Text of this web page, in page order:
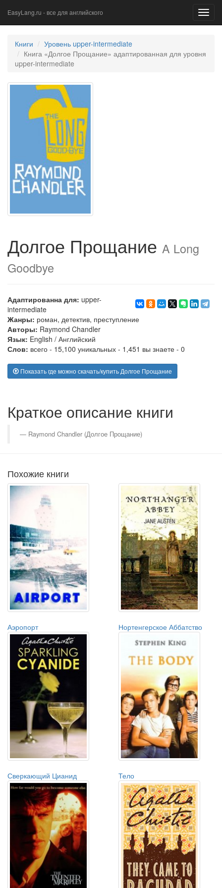
EasyLang.ru - все для английского
Книги
Уровень upper-intermediate
Книга «Долгое Прощание» адаптированная для уровня
upper-intermediate
Долгое Прощание A Long
Goodbye
Адаптированна для: upper-
intermediate
Жанры: роман, детектив, преступление
Авторы: Raymond Chandler
Язык: English / Английский
Слов: всего - 15,100 уникальных - 1,451 вы знаете - 0
Показать где можно скачать/купить Долгое Прощание
Краткое описание книги
Raymond Chandler (Долгое Прощание)
Похожие книги
Аэропорт Нортенгерское Аббатство
Сверкающий Цианид Тело